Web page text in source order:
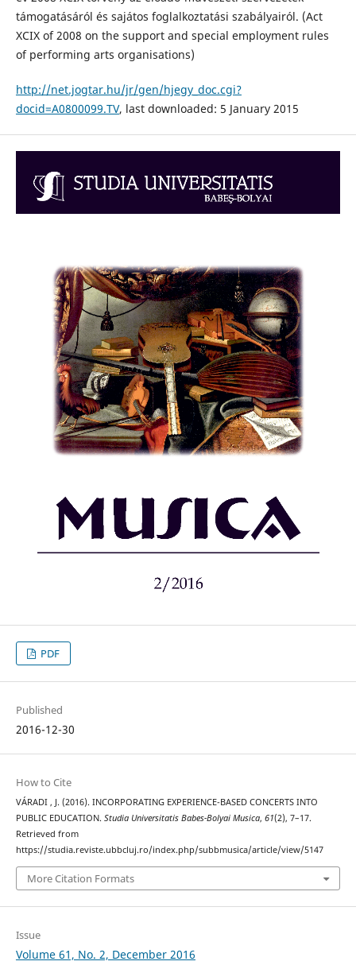
támogatásáról és sajátos foglalkoztatási szabályairól. (Act
XCIX of 2008 on the support and special employment rules
of performing arts organisations)
http://net.jogtar.hu/jr/gen/hjegy_doc.cgi?
docid=A0800099.TV, last downloaded: 5 January 2015
PDF
Published
2016-12-30
How to Cite
VÁRADI , J. (2016). INCORPORATING EXPERIENCE-BASED CONCERTS INTO
PUBLIC EDUCATION. Studia Universitatis Babes-Bolyai Musica, 61(2), 7–17.
Retrieved from
https://studia.reviste.ubbcluj.ro/index.php/subbmusica/article/view/5147
More Citation Formats
Issue
Volume 61, No. 2, December 2016